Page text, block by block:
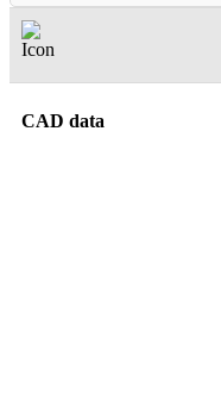
Spørgsmål & Svar
CAD data